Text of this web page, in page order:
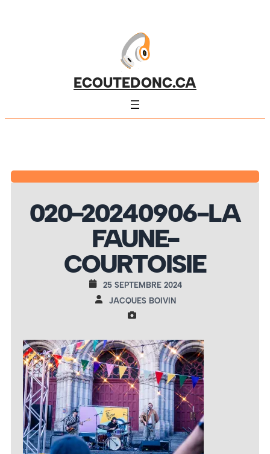
ECOUTEDONC.CA
020-20240906-LA
FAUNE-
COURTOISIE
25 SEPTEMBRE 2024
JACQUES BOIVIN